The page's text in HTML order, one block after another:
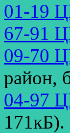
01-19
67-91
09-70
район,
04-97
171кБ).